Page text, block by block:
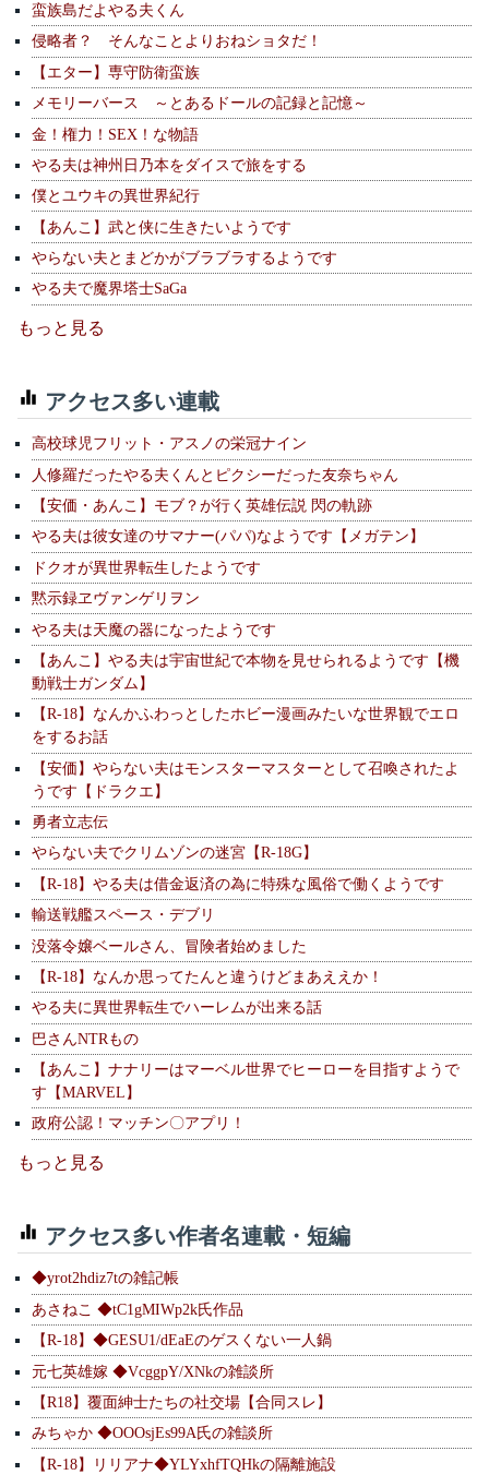
蛮族島だよやる夫くん
侵略者？ そんなことよりおねショタだ！
【エター】専守防衛蛮族
メモリーバース ～とあるドールの記録と記憶～
金！権力！SEX！な物語
やる夫は神州日乃本をダイスで旅をする
僕とユウキの異世界紀行
【あんこ】武と侠に生きたいようです
やらない夫とまどかがブラブラするようです
やる夫で魔界塔士SaGa
もっと見る
アクセス多い連載
高校球児フリット・アスノの栄冠ナイン
人修羅だったやる夫くんとピクシーだった友奈ちゃん
【安価・あんこ】モブ？が行く英雄伝説 閃の軌跡
やる夫は彼女達のサマナー(パパ)なようです【メガテン】
ドクオが異世界転生したようです
黙示録ヱヴァンゲリヲン
やる夫は天魔の器になったようです
【あんこ】やる夫は宇宙世紀で本物を見せられるようです【機
動戦士ガンダム】
【R-18】なんかふわっとしたホビー漫画みたいな世界観でエロ
をするお話
【安価】やらない夫はモンスターマスターとして召喚されたよ
うです【ドラクエ】
勇者立志伝
やらない夫でクリムゾンの迷宮【R-18G】
【R-18】やる夫は借金返済の為に特殊な風俗で働くようです
輸送戦艦スペース・デブリ
没落令嬢ベールさん、冒険者始めました
【R-18】なんか思ってたんと違うけどまあええか！
やる夫に異世界転生でハーレムが出来る話
巴さんNTRもの
【あんこ】ナナリーはマーベル世界でヒーローを目指すようで
す【MARVEL】
政府公認！マッチン〇アプリ！
もっと見る
アクセス多い作者名連載・短編
◆yrot2hdiz7tの雑記帳
あさねこ ◆tC1gMIWp2k氏作品
【R-18】◆GESU1/dEaEのゲスくない一人鍋
元七英雄嫁 ◆VcggpY/XNkの雑談所
【R18】覆面紳士たちの社交場【合同スレ】
みちゃか ◆OOOsjEs99A氏の雑談所
【R-18】リリアナ◆YLYxhfTQHkの隔離施設